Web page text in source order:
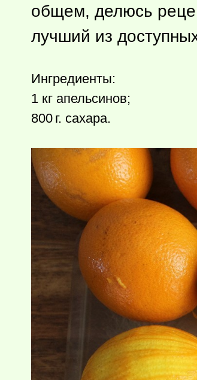
общем, делюсь
лучший из
Ингредиенты:
1 кг апельсинов;
800 г. сахара.